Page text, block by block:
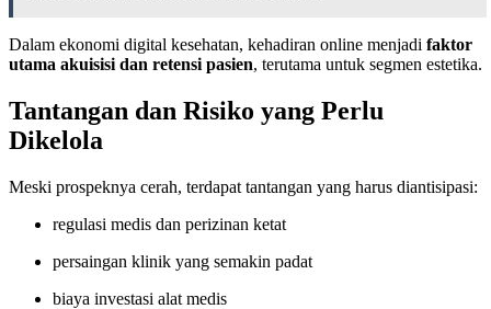
Dalam ekonomi digital kesehatan, kehadiran online menjadi faktor
utama akuisisi dan retensi pasien, terutama untuk segmen estetika.
Tantangan dan Risiko yang Perlu
Dikelola
Meski prospeknya cerah, terdapat tantangan yang harus diantisipasi:
regulasi medis dan perizinan ketat
persaingan klinik yang semakin padat
biaya investasi alat medis